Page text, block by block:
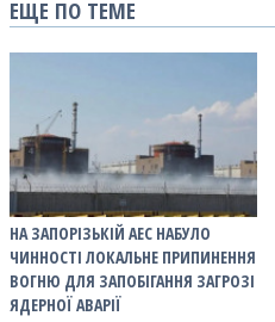
ЕЩЕ ПО ТЕМЕ
НА ЗАПОРІЗЬКІЙ АЕС НАБУЛО
ЧИННОСТІ ЛОКАЛЬНЕ ПРИПИНЕННЯ
ВОГНЮ ДЛЯ ЗАПОБІГАННЯ ЗАГРОЗІ
ЯДЕРНОЇ АВАРІЇ